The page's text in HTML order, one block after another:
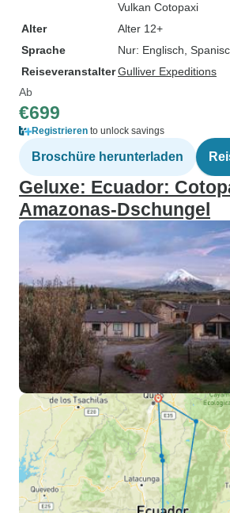
Vulkan Cotopaxi
Alter
Alter 12+
Sprache
Nur: Englisch,
ReiseveranstalterGulliver Expeditions
Ab
€699
Registrieren to unlock savings
Broschüre herunterladen
Geluxe: Ecuador:
Amazonas-Dschungel